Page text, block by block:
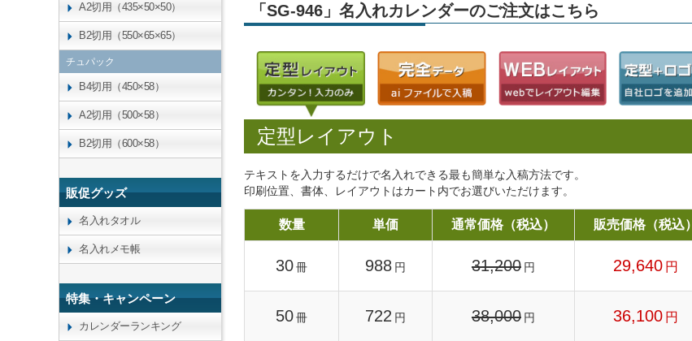
「SG-946」名入れカレンダーのご注文はこちら
定型レイアウト
テキストを入力するだけで名入れできる最も簡単な入稿方法です。
印刷位置、書体、レイアウトはカート内でお選びいただけます。
数量 単価 通常価格（税込） 販売価格（税込）
30冊 988 円 31,200 円 29,640 円
50冊 722 円 38,000 円 36,100 円
A2切用（435×50×50）
B2切用（550×65×65）
チュパック
B4切用（450×58）
A2切用（500×58）
B2切用（600×58）
販促グッズ
名入れタオル
名入れメモ帳
特集・キャンペーン
カレンダーランキング